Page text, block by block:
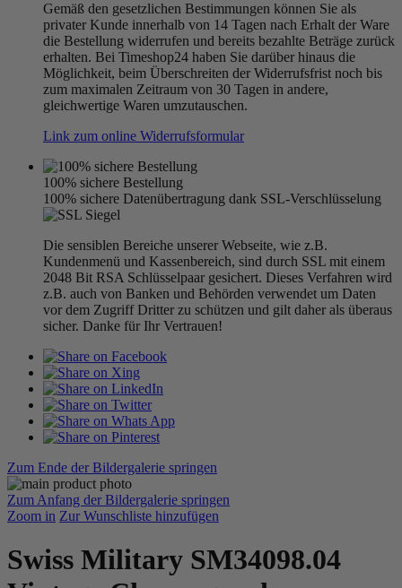
Gemäß den gesetzlichen Bestimmungen können Sie als
privater Kunde innerhalb von 14 Tagen nach Erhalt der Ware
die Bestellung widerrufen und bereits bezahlte Beträge zurück
erhalten. Bei Timeshop24 haben Sie darüber hinaus die
Möglichkeit, beim Überschreiten der Widerrufsfrist noch bis
zum maximalen Zeitraum von 30 Tagen in andere,
gleichwertige Waren umzutauschen.
Link zum online Widerrufsformular
100% sichere Bestellung
100% sichere Datenübertragung dank SSL-Verschlüsselung
Die sensiblen Bereiche unserer Webseite, wie z.B.
Kundenmenü und Kassenbereich, sind durch SSL mit einem
2048 Bit RSA Schlüsselpaar gesichert. Dieses Verfahren wird
z.B. auch von Banken und Behörden verwendet um Daten
vor dem Zugriff Dritter zu schützen und gilt daher als überaus
sicher. Danke für Ihr Vertrauen!
Zum Ende der Bildergalerie springen
Zum Anfang der Bildergalerie springen
Zoom in Zur Wunschliste hinzufügen
Swiss Military SM34098.04